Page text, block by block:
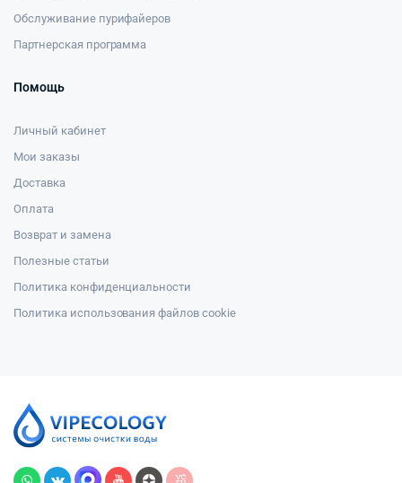
Обслуживание пурифайеров
Партнерская программа
Помощь
Личный кабинет
Мои заказы
Доставка
Оплата
Возврат и замена
Полезные статьи
Политика конфиденциальности
Политика использования файлов cookie